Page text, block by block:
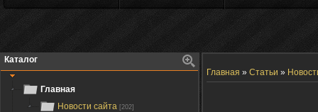
Каталог
Главная
Новости сайта [202]
Главная » Статьи »